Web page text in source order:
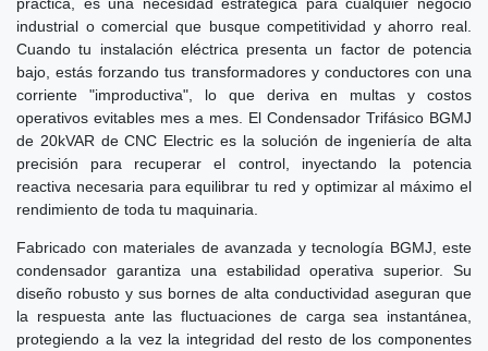
industrial o comercial que busque competitividad y ahorro real.
Cuando tu instalación eléctrica presenta un factor de potencia
bajo, estás forzando tus transformadores y conductores con una
corriente "improductiva", lo que deriva en multas y costos
operativos evitables mes a mes. El Condensador Trifásico BGMJ
de 20kVAR de CNC Electric es la solución de ingeniería de alta
precisión para recuperar el control, inyectando la potencia
reactiva necesaria para equilibrar tu red y optimizar al máximo el
rendimiento de toda tu maquinaria.
Fabricado con materiales de avanzada y tecnología BGMJ, este
condensador garantiza una estabilidad operativa superior. Su
diseño robusto y sus bornes de alta conductividad aseguran que
la respuesta ante las fluctuaciones de carga sea instantánea,
protegiendo a la vez la integridad del resto de los componentes